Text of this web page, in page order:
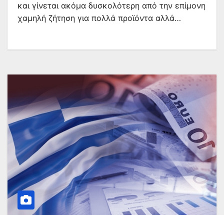
και γίνεται ακόμα δυσκολότερη από την επίμονη
χαμηλή ζήτηση για πολλά προϊόντα αλλά…